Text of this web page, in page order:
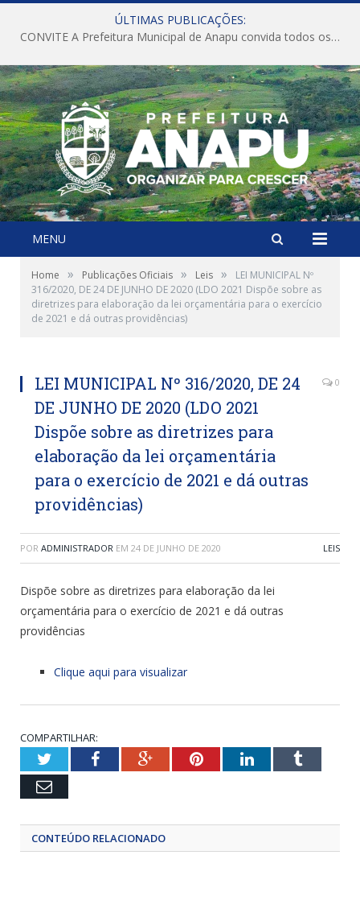
ÚLTIMAS PUBLICAÇÕES:
CONVITE A Prefeitura Municipal de Anapu convida todos os servidores públicos municipais para participarem da Audiência Pública de discussão da Lei de Diretrizes Orçamentárias (LDO), importante instrumento de planejamento das ações e investimentos da Administração Pública para o próximo exercício financeiro.
MENU
Home » Publicações Oficiais » Leis »
LEI MUNICIPAL Nº
316/2020, DE 24 DE JUNHO DE 2020 (LDO 2021 Dispõe sobre as
diretrizes para elaboração da lei orçamentária para o exercício
de 2021 e dá outras providências)
LEI MUNICIPAL Nº 316/2020, DE 24
DE JUNHO DE 2020 (LDO 2021
Dispõe sobre as diretrizes para
elaboração da lei orçamentária
para o exercício de 2021 e dá outras
providências)
0
POR ADMINISTRADOR EM 24 DE JUNHO DE 2020 LEIS
Dispõe sobre as diretrizes para elaboração da lei
orçamentária para o exercício de 2021 e dá outras
providências
Clique aqui para visualizar
COMPARTILHAR:
TwitterFacebookGoogle+PinterestLinkedInTumblr
Email
CONTEÚDO RELACIONADO